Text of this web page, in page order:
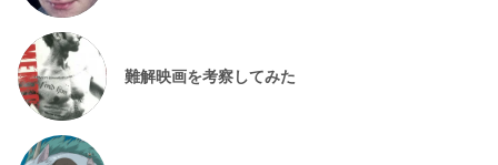
難解映画を考察してみた